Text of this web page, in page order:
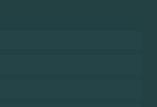
Gutachter liefert aber meist